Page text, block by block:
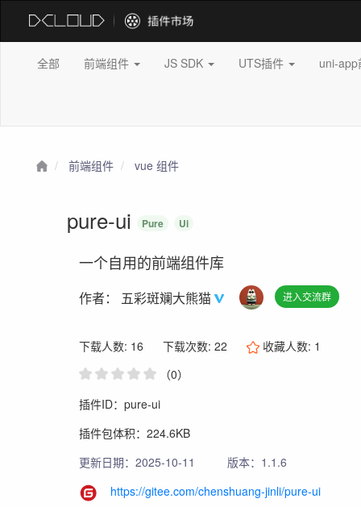
全部 前端组件 JS SDK UTS插件 uni-
前端组件 vue 组件
pure-ui Pure Ui
一个自用的前端组件库
作者： 五彩斑斓大熊猫 进入交流群
下载人数: 16 下载次数: 22 收藏人数: 1
（0）
插件ID：pure-ui
插件包体积：224.6KB
更新日期：2025-10-11
版本：1.1.6
https://gitee.com/chenshuang-jinli/pure-ui